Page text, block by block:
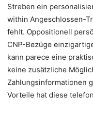
Streben ein
within Angeschlossen-
fehlt. Oppositionell
CNP-Bezüge
kann parece eine
keine zusätzliche
Zahlungsinformationen
Vorteile hat diese